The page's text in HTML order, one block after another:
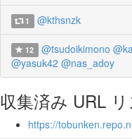
1 @kthsnzk
12 @tsudoikimono
@yasuk42 @nas_adoy
収集済み URL リ
https://